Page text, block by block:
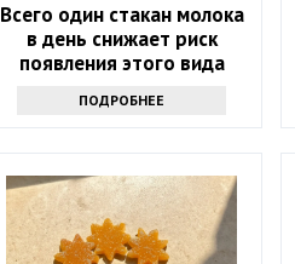
Всего один стакан молока
в день снижает риск
появления этого вида
только молоко
ПОДРОБНЕЕ